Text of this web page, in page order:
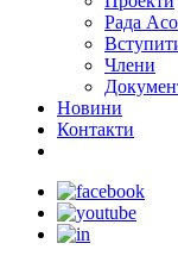
Рада
Члени
Новини
Контакти